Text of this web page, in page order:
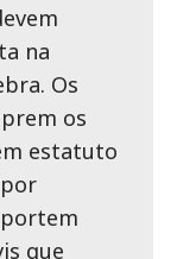
na
Os
os
estatuto
que